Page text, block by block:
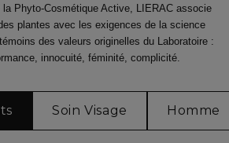
la Phyto-Cosmétique Active, LIERAC associe
plantes avec les exigences de la science
des valeurs originelles du Laboratoire :
innocuité, féminité, complicité.
Soin Visage Homme